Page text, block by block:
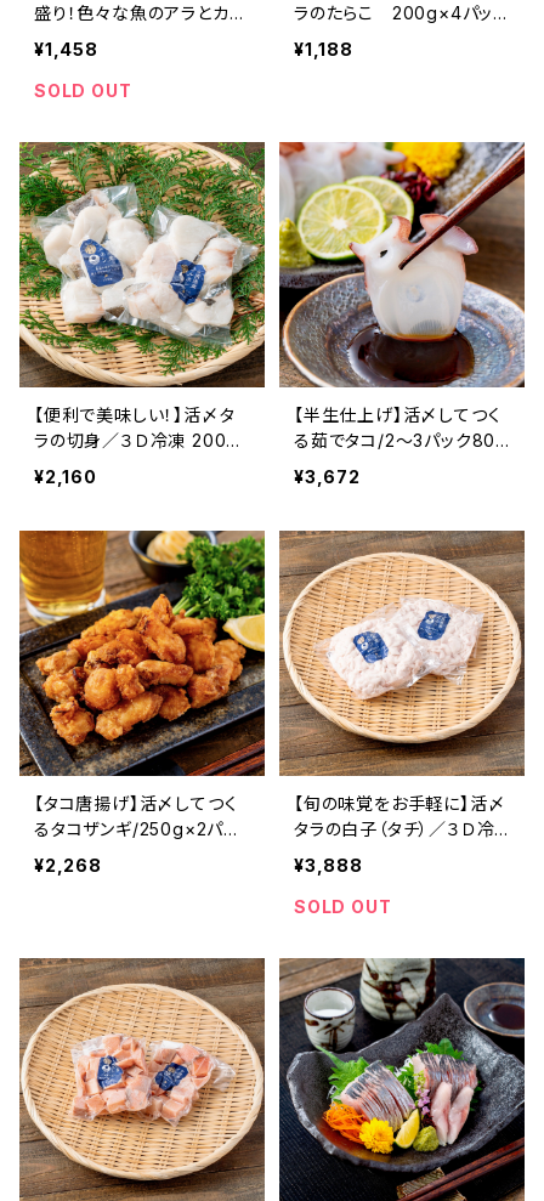
盛り！色々な魚のアラとカマ
ハラス詰合せ
¥1,458
SOLD OUT
ラのたらこ 200g×4パック
（３Ｄ冷凍）
¥1,188
【便利で美味しい！】活〆タ
ラの切身／３Ｄ冷凍 200g
程度/パック 4パック 活〆
北海道産 寿都産 真空パッ
真たら 切身 活締め 真ダラ
真だら 天然 鍋 フライ ムニ
エル 焼き魚 北海道 寿都 冷
凍 海鮮 海産物 おかず ご飯
ご飯のお供
¥2,160
【半生仕上げ】活〆してつく
る茹でタコ/2～3パック800
g程度/3D冷凍 ミズタコ 北
海道産 寿都産 真空パック
食品 海鮮 海産物 おかず
おつまみ お酒 肴 国産
¥3,672
【タコ唐揚げ】活〆してつく
るタコザンギ/250g×2パッ
ク/3D冷凍 唐揚げ 北海道
産 寿都産 真空パック 急速
ご飯のお供 肴 ザンギ タコ
ミズタコ 揚げるだけ タコ唐
揚げ 北海道 寿都
¥2,268
【旬の味覚をお手軽に】活〆
タラの白子（タチ）／３Ｄ冷
凍 活〆マダラ白子300g
程度 2ﾊﾟｯｸ
¥3,888
SOLD OUT